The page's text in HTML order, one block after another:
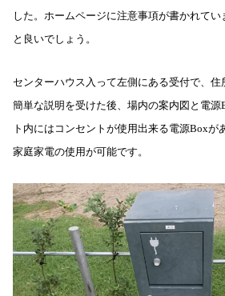
した。ホームページに注意事項が書かれて
と良いでしょう。
センターハウス入って左側にある受付で、住
簡単な説明を受けた後、場内の案内図と電源
ト内にはコンセントが使用出来る電源Boxが
家庭家電の使用が可能です。